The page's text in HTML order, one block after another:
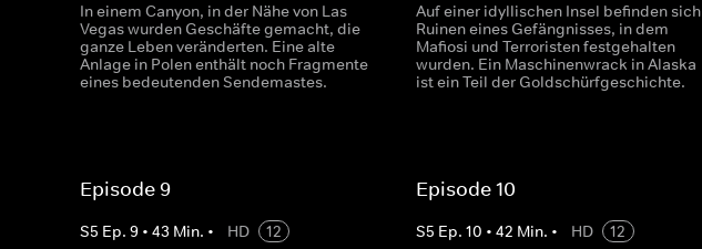
In einem Canyon, in der Nähe von Las
Vegas wurden Geschäfte gemacht, die
ganze Leben veränderten. Eine alte
Anlage in Polen enthält noch Fragmente
eines bedeutenden Sendemastes.
Auf einer idyllischen Insel befinden sich
Ruinen eines Gefängnisses, in dem
Mafiosi und Terroristen festgehalten
wurden. Ein Maschinenwrack in Alaska
ist ein Teil der Goldschürfgeschichte.
Episode 9
S5 Ep. 9 • 43 Min. • HD
12
Episode 10
S5 Ep.10 •42 Min. • HD
12